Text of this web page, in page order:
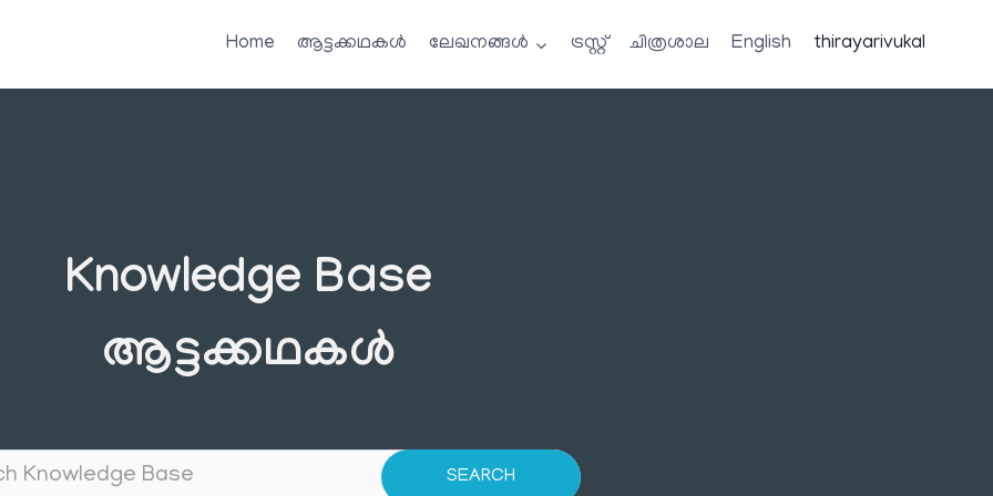
Home ആട്ടക്കഥകൾ ലേഖനങ്ങൾ ട്രസ്റ്റ് ചിത്രശാല English thirayarivukal
Knowledge Base
ആട്ടക്കഥകൾ